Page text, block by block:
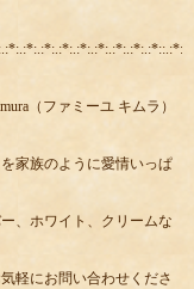
（ファミーユ キムラ）
家族のように愛情いっぱ
、ホワイト、クリームな
軽にお問い合わせくださ